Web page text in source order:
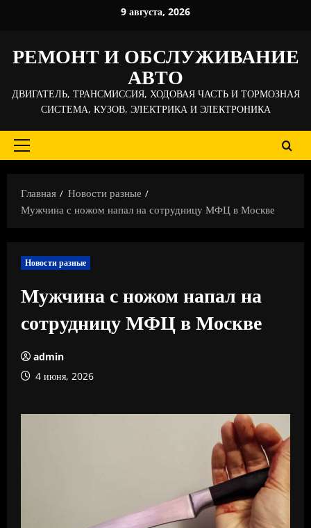
9 августа, 2026
РЕМОНТ И ОБСЛУЖИВАНИЕ
АВТО
ДВИГАТЕЛЬ, ТРАНСМИССИЯ, ХОДОВАЯ ЧАСТЬ И ТОРМОЗНАЯ
СИСТЕМА, КУЗОВ, ЭЛЕКТРИКА И ЭЛЕКТРОНИКА
Основное
Главная
Новости разные
Мужчина с ножом напал на сотрудницу МФЦ в Москве
Новости разные
Мужчина с ножом напал на
сотрудницу МФЦ в Москве
admin
4 июня, 2026